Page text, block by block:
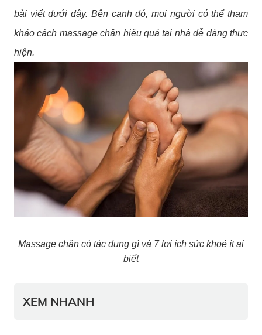
bài viết dưới đây. Bên cạnh đó, mọi người có thể tham
khảo cách massage chân hiệu quả tại nhà dễ dàng thực
hiện.
Massage chân có tác dụng gì và 7 lợi ích sức khoẻ ít ai
biết
XEM NHANH